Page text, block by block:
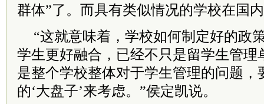
群体”了。而具有类似情况的学校在国
“这就意味着，学校如何制定好的政
学生更好融合，已经不只是留学生管理
是整个学校整体对于学生管理的问题，
的‘大盘子’来考虑。”侯定凯说。